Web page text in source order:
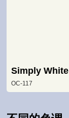
Simply White
OC-117